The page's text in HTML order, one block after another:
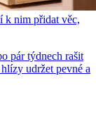
k nim přidat věc,
pár týdnech rašit
udržet pevné a